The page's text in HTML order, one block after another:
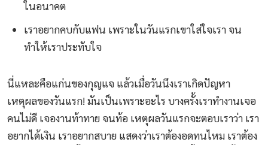
ในอนาคต
เราอยากคบกับแฟน เพราะในวันแรกเขาใส่ใจเรา จน
ทำให้เราประทับใจ
นี่แหละคือแก่นของกุญแจ แล้วเมื่อวันนึงเราเกิดปัญหา
เหตุผลของวันแรก! มันเป็นเพราะอะไร บางครั้งเราทำงานเจอ
คนไม่ดี เจองานท้าทาย จนท้อ เหตุผลวันแรกจะตอบเราว่า เรา
อยากได้เงิน เราอยากสบาย แสดงว่าเราต้องอดทนไหม เราต้อง